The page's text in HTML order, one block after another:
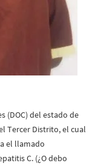
(DOC) del estado de
Tercer Distrito, el cual
el llamado
C. (¿O debo